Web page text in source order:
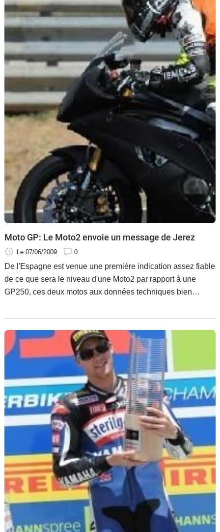
Moto GP: Le Moto2 envoie un message de Jerez
Le 07/06/2009 0
De l'Espagne est venue une première indication assez fiable
de ce que sera le niveau d'une Moto2 par rapport à une
GP250, ces deux motos aux données techniques bien
l'année prochaine.